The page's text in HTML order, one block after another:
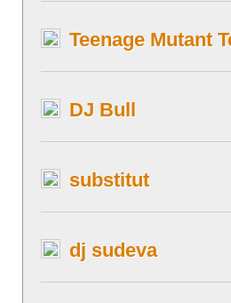
Teenage Mutant
DJ Bull
substitut
dj sudeva